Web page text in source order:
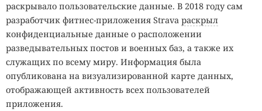
раскрывало пользовательские данные. В 2018 году сам
разработчик фитнес-приложения Strava раскрыл
конфиденциальные данные о расположении
разведывательных постов и военных баз, а также их
служащих по всему миру. Информация была
опубликована на визуализированной карте данных,
отображающей активность всех пользователей
приложения.